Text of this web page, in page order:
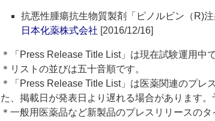
抗悪性腫瘍抗生物質製剤「ピノルビン（R)
日本化薬株式会社 [2016/12/16]
＊「Press Release Title List」は現在試験運用中で
＊リストの並びは五十音順です。
＊「Press Release Title List」は医薬関連のプレ
た、掲載日が発表日より遅れる場合があります。
＊一般用医薬品など新製品のプレスリリースの